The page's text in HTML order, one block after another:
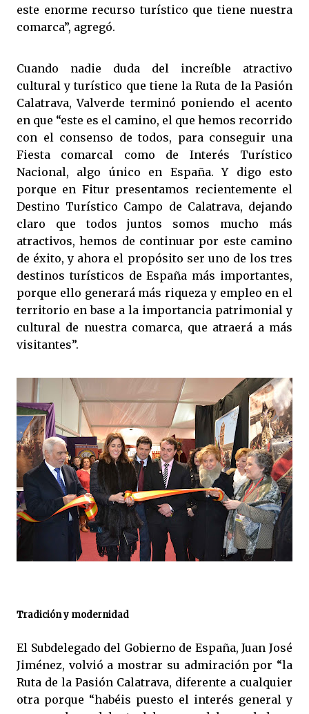
este enorme recurso turístico que tiene nuestra
comarca”, agregó.
Cuando nadie duda del increíble atractivo
cultural y turístico que tiene la Ruta de la Pasión
Calatrava, Valverde terminó poniendo el acento
en que “este es el camino, el que hemos recorrido
con el consenso de todos, para conseguir una
Fiesta comarcal como de Interés Turístico
Nacional, algo único en España. Y digo esto
porque en Fitur presentamos recientemente el
Destino Turístico Campo de Calatrava, dejando
claro que todos juntos somos mucho más
atractivos, hemos de continuar por este camino
de éxito, y ahora el propósito ser uno de los tres
destinos turísticos de España más importantes,
porque ello generará más riqueza y empleo en el
territorio en base a la importancia patrimonial y
cultural de nuestra comarca, que atraerá a más
visitantes”.
Tradición y modernidad
El Subdelegado del Gobierno de España, Juan José
Jiménez, volvió a mostrar su admiración por “la
Ruta de la Pasión Calatrava, diferente a cualquier
otra porque “habéis puesto el interés general y